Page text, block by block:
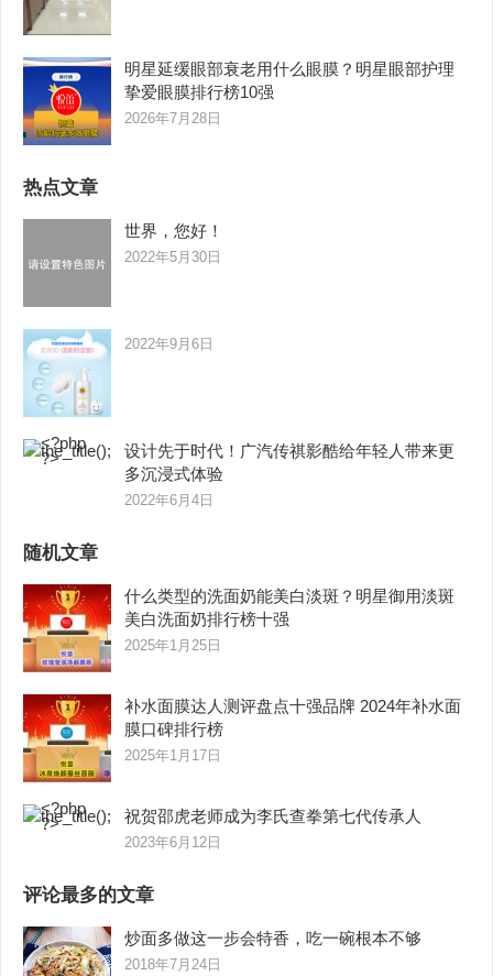
明星延缓眼部衰老用什么眼膜？明星眼部护理
挚爱眼膜排行榜10强
2026年7月28日
热点文章
世界，您好！
2022年5月30日
2022年9月6日
设计先于时代！广汽传祺影酷给年轻人带来更
多沉浸式体验
2022年6月4日
随机文章
什么类型的洗面奶能美白淡斑？明星御用淡斑
美白洗面奶排行榜十强
2025年1月25日
补水面膜达人测评盘点十强品牌 2024年补水面
膜口碑排行榜
2025年1月17日
祝贺邵虎老师成为李氏查拳第七代传承人
2023年6月12日
评论最多的文章
炒面多做这一步会特香，吃一碗根本不够
2018年7月24日